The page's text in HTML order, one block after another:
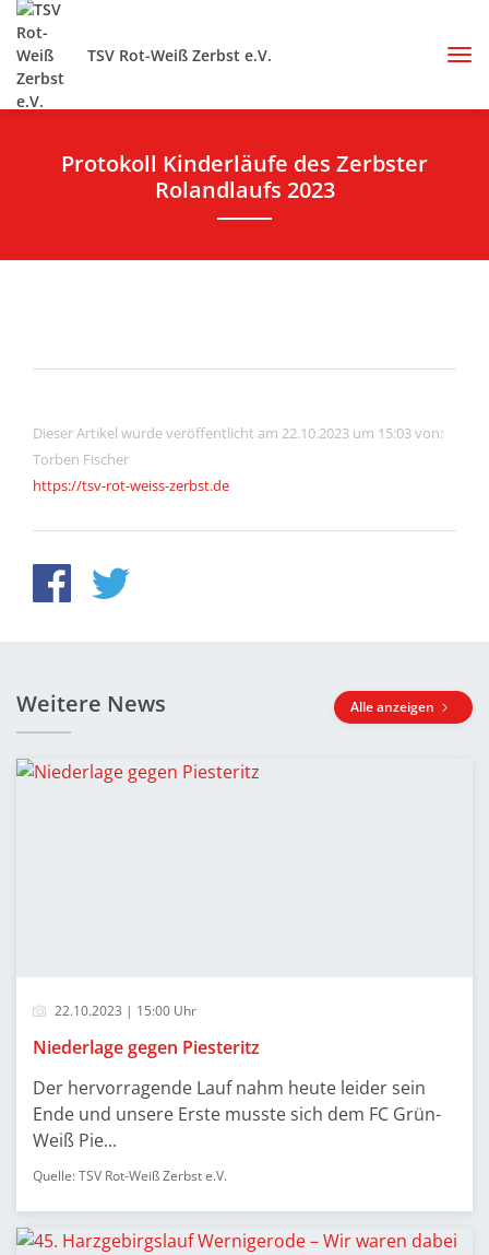
TSV Rot-Weiß Zerbst e.V.
Protokoll Kinderläufe des Zerbster
Rolandlaufs 2023
Dieser Artikel wurde veröffentlicht am 22.10.2023 um 15:03 von:
Torben Fischer
https://tsv-rot-weiss-zerbst.de
Weitere News Alle anzeigen
22.10.2023 | 15:00 Uhr
Niederlage gegen Piesteritz
Der hervorragende Lauf nahm heute leider sein
Ende und unsere Erste musste sich dem FC Grün-
Weiß Pie...
Quelle: TSV Rot-Weiß Zerbst e.V.